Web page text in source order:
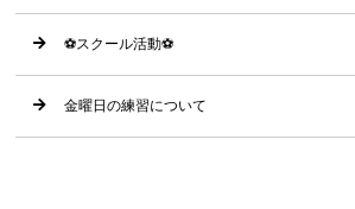
⚽️スクール活動⚽️
金曜日の練習について